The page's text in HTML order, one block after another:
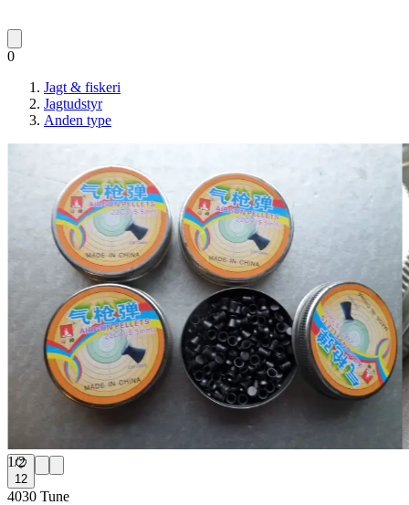
0
Jagt & fiskeri
Jagtudstyr
Anden type
1/2
12
4030 Tune